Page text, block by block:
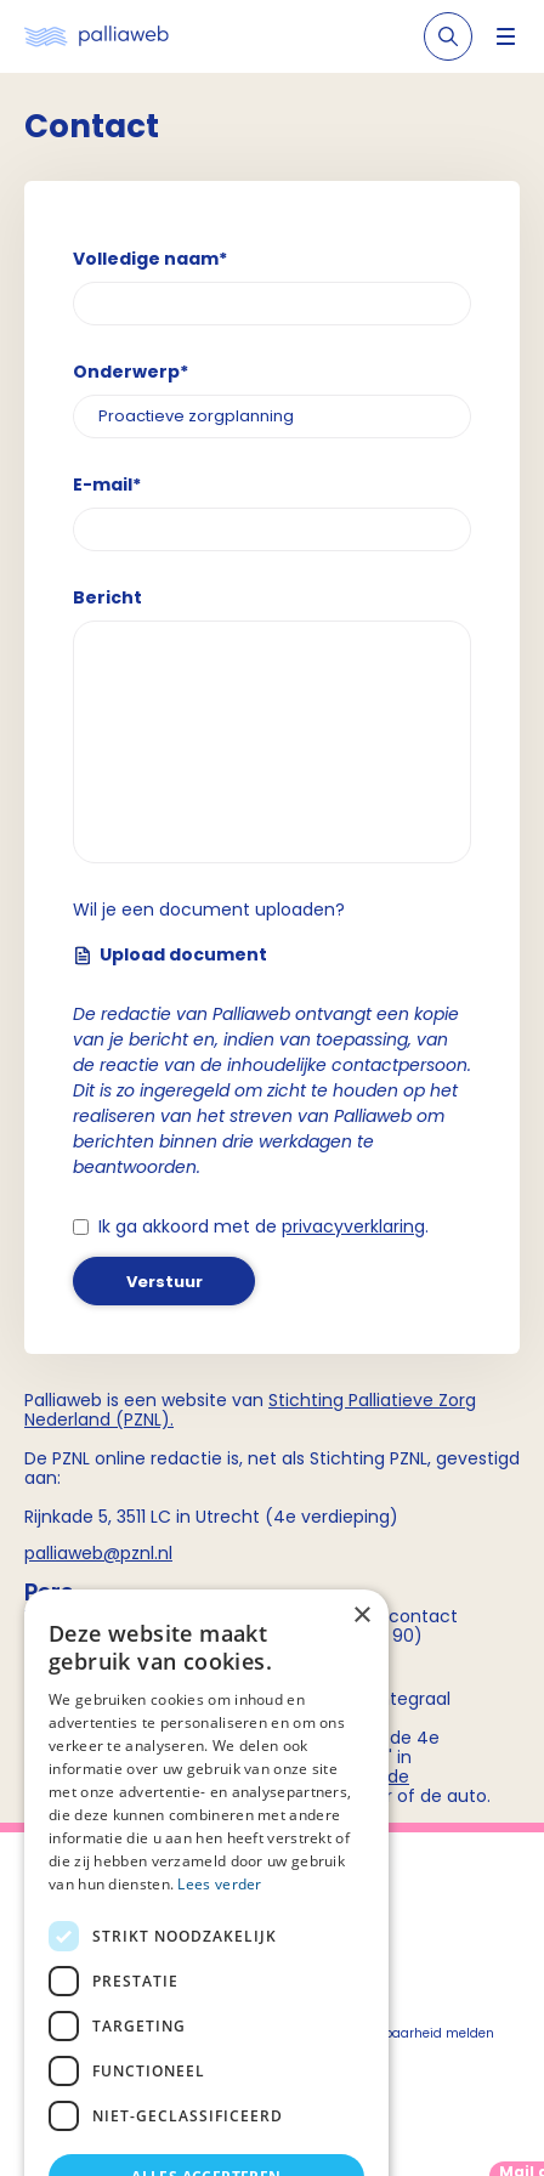
Contact
Volledige naam*
Onderwerp*
E-mail*
Bericht
Wil je een document uploaden?
Upload document
De redactie van Palliaweb ontvangt een kopie
van je bericht en, indien van toepassing, van
de reactie van de inhoudelijke contactpersoon.
Dit is zo ingeregeld om zicht te houden op het
realiseren van het streven van Palliaweb om
berichten binnen drie werkdagen te
beantwoorden.
Ik ga akkoord met de privacyverklaring.
Verstuur
Palliaweb is een website van Stichting Palliatieve Zorg
Nederland (PZNL).
De PZNL online redactie is, net als Stichting PZNL, gevestigd
aan:
Rijnkade 5, 3511 LC in Utrecht (4e verdieping)
palliaweb@pznl.nl
Pers
Voor persvragen over Stichting PZNL kun je contact
opnemen metRob Bruntink(06 - 55 52 72 90)
Routebeschrijving
Stichting PZNL deelt het kantoor met het Integraal
Kankercentrum Nederland (IKNL). Ons
kantoor/vergadercentrum bevindt zich op de 4e
verdieping van kantoorgebouw 'De Utrecht' in
winkelcentrum Hoog Catharijne. Bekijk
hier de
routebeschrijvingenvoor openbaar vervoer of de auto.
Over Palliaweb
Over PZNL
Pers
Vacatures
Webshop
Privacyverklaring
Beveiligingskwetsbaarheid melden
Mail
×
Deze website maakt
gebruik van cookies.
We gebruiken cookies om inhoud en
advertenties te personaliseren en om ons
verkeer te analyseren. We delen ook
informatie over uw gebruik van onze site
met onze advertentie- en analysepartners,
die deze kunnen combineren met andere
informatie die u aan hen heeft verstrekt of
die zij hebben verzameld door uw gebruik
van hun diensten. Lees verder
STRIKT NOODZAKELIJK
PRESTATIE
TARGETING
FUNCTIONEEL
NIET-GECLASSIFICEERD